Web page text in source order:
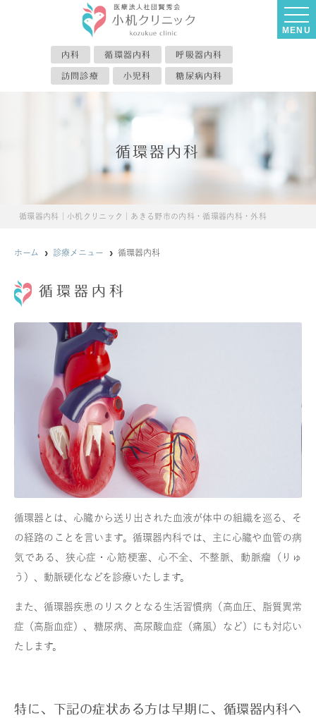
MENU
内科 循環器内科 呼吸器内科
訪問診療 小児科 糖尿病内科
循環器内科
循環器内科｜小机クリニック｜あきる野市の内科・循環器内科・外科
ホーム 診療メニュー 循環器内科
循環器内科
循環器とは、心臓から送り出された血液が体中の組織を巡る、そ
の経路のことを言います。循環器内科では、主に心臓や血管の病
気である、狭心症・心筋梗塞、心不全、不整脈、動脈瘤（りゅ
う）、動脈硬化などを診療いたします。
また、循環器疾患のリスクとなる生活習慣病（高血圧、脂質異常
症（高脂血症）、糖尿病、高尿酸血症（痛風）など）にも対応い
たします。
特に、下記の症状ある方は早期に、循環器内科へ